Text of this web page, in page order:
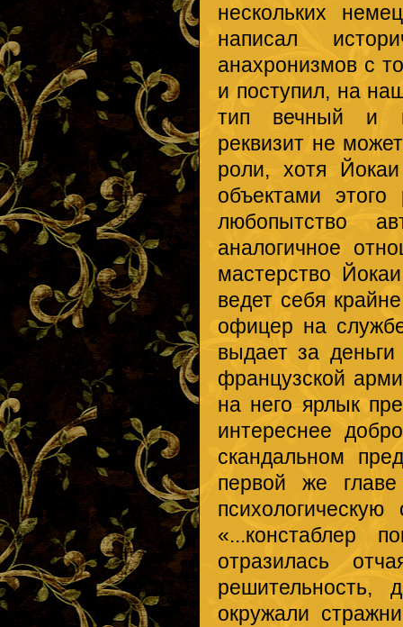
нескольких
написал
анахронизмов с
и поступил, на
тип вечный и
реквизит не
роли, хотя
объектами этого
любопытство
аналогичное
мастерство
ведет себя
офицер на
выдает за
французской
на него ярлык
интереснее
скандальном
первой же
«...констаблер
отразилась
решительность,
окружали